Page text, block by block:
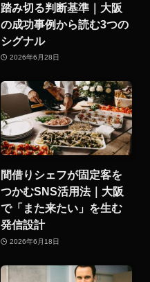
踏み切る判断基準｜大阪
の成功事例から読む3つの
シグナル
2026年6月28日
間借りシェフが固定客を
つかむSNS活用法｜大阪
で「また来たい」を生む
発信設計
2026年6月18日